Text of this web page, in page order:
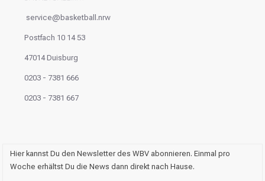
service@basketball.nrw
Postfach 10 14 53
47014 Duisburg
0203 - 7381 666
0203 - 7381 667
Hier kannst Du den Newsletter des WBV abonnieren. Einmal pro
Woche erhältst Du die News dann direkt nach Hause.